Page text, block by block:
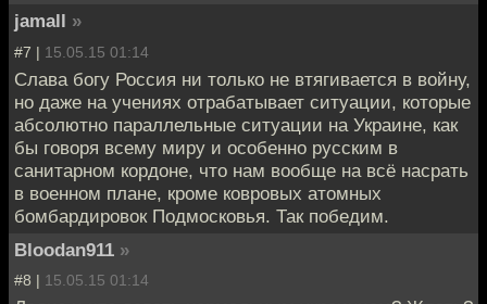
jamall »
#7 | 15.05.15 01:14
Слава богу Россия ни только не втягивается в войну,
но даже на учениях отрабатывает ситуации, которые
абсолютно параллельные ситуации на Украине, как
бы говоря всему миру и особенно русским в
санитарном кордоне, что нам вообще на всё насрать
в военном плане, кроме ковровых атомных
бомбардировок Подмосковья. Так победим.
Bloodan911 »
#8 | 15.05.15 01:14